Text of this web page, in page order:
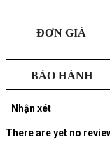
ĐƠN GIÁ
BẢO HÀNH
Nhận xét
There are yet no